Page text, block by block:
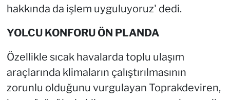
hakkında da işlem uyguluyoruz' dedi.
YOLCU KONFORU ÖN PLANDA
Özellikle sıcak havalarda toplu ulaşım
araçlarında klimaların çalıştırılmasının
zorunlu olduğunu vurgulayan Toprakdeviren,